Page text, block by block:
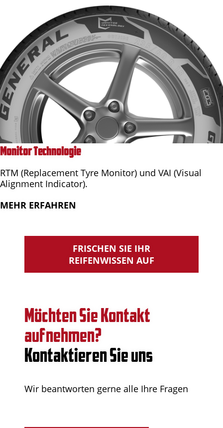
Monitor Technologie
RTM (Replacement Tyre Monitor) und VAI (Visual
Alignment Indicator).
MEHR ERFAHREN
FRISCHEN SIE IHR
REIFENWISSEN AUF
Möchten Sie Kontakt
aufnehmen?
Kontaktieren Sie uns
Wir beantworten gerne alle Ihre Fragen